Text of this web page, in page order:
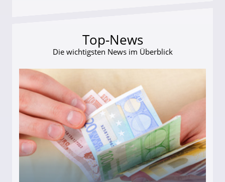
Top-News
Die wichtigsten News im Überblick